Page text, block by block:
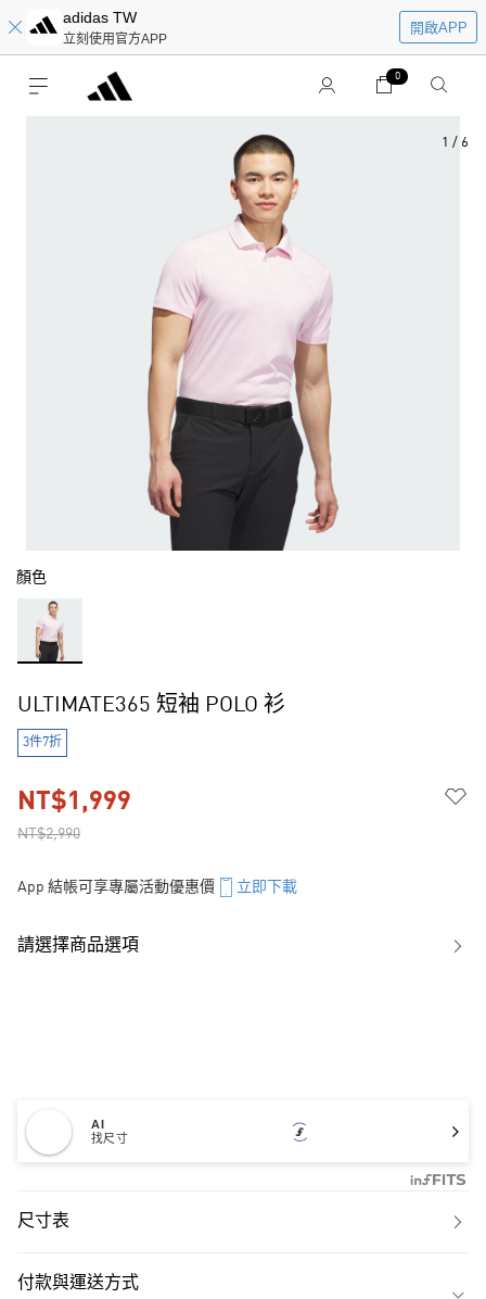
adidas TW
立刻使用官方APP
開啟APP
0
1 / 6
顏色
ULTIMATE365 短袖 POLO 衫
3件7折
NT$2,990
NT$1,999
App 結帳可享專屬活動優惠價 立即下載
請選擇商品選項
AI
找尺寸
尺寸表
付款與運送方式